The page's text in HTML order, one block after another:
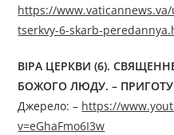
https://
tserkvy-6-skarb-
ВІРА ЦЕРКВИ (6).
БОЖОГО ЛЮДУ. –
Джерелo: – https://
v=eGhaFmo6I3w